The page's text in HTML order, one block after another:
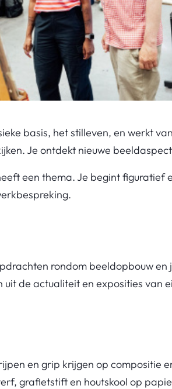
basis, het stilleven, en werkt
Je ontdekt nieuwe
een thema. Je begint
rondom beeldopbouw
de actualiteit en exposities van
en grip krijgen op compositie
grafietstift en houtskool op